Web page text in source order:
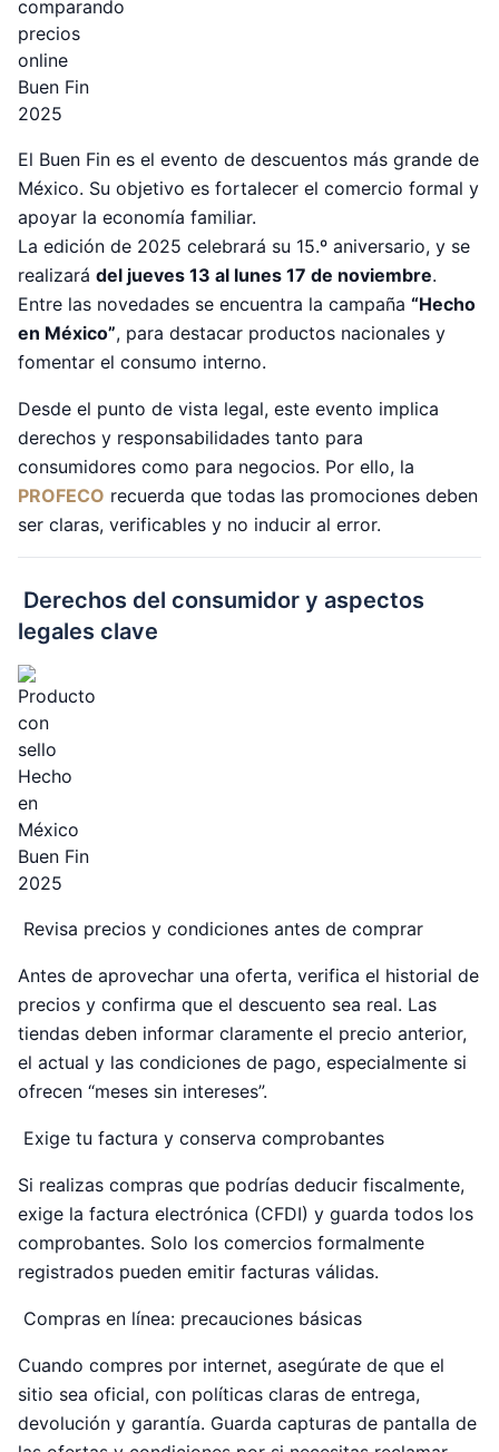
El Buen Fin es el evento de descuentos más grande de
México. Su objetivo es fortalecer el comercio formal y
apoyar la economía familiar.
La edición de 2025 celebrará su 15.º aniversario, y se
realizará del jueves 13 al lunes 17 de noviembre.
Entre las novedades se encuentra la campaña “Hecho
en México”, para destacar productos nacionales y
fomentar el consumo interno.
Desde el punto de vista legal, este evento implica
derechos y responsabilidades tanto para
consumidores como para negocios. Por ello, la
PROFECO recuerda que todas las promociones deben
ser claras, verificables y no inducir al error.
Derechos del consumidor y aspectos
legales clave
Revisa precios y condiciones antes de comprar
Antes de aprovechar una oferta, verifica el historial de
precios y confirma que el descuento sea real. Las
tiendas deben informar claramente el precio anterior,
el actual y las condiciones de pago, especialmente si
ofrecen “meses sin intereses”.
Exige tu factura y conserva comprobantes
Si realizas compras que podrías deducir fiscalmente,
exige la factura electrónica (CFDI) y guarda todos los
comprobantes. Solo los comercios formalmente
registrados pueden emitir facturas válidas.
Compras en línea: precauciones básicas
Cuando compres por internet, asegúrate de que el
sitio sea oficial, con políticas claras de entrega,
devolución y garantía. Guarda capturas de pantalla de